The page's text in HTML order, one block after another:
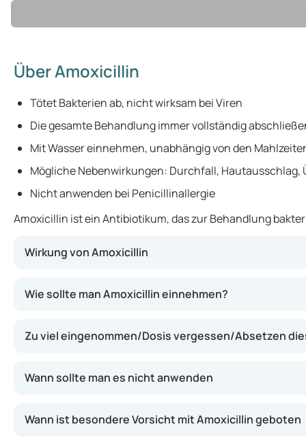
Über Amoxicillin
Tötet Bakterien ab, nicht wirksam bei Viren
Die gesamte Behandlung immer vollständig
Mit Wasser einnehmen, unabhängig von den
Mögliche Nebenwirkungen: Durchfall, Hautausschlag,
Nicht anwenden bei Penicillinallergie
Amoxicillin ist ein Antibiotikum, das zur Behandlung
Wirkung von Amoxicillin
Wie sollte man Amoxicillin einnehmen?
Zu viel eingenommen/Dosis vergessen/Absetzen
Wann sollte man es nicht anwenden
Wann ist besondere Vorsicht mit Amoxicillin geboten